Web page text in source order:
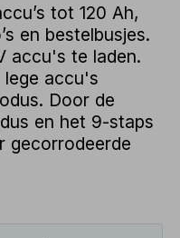
tot 120 Ah,
en bestelbusjes.
accu's te laden.
lege accu's
Door de
en het 9-staps
gecorrodeerde